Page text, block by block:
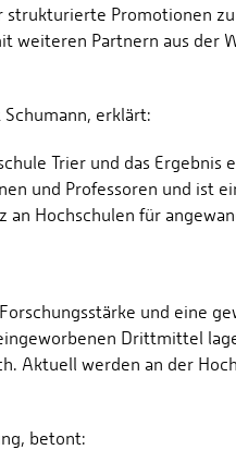
Promotionen
weiteren Partnern aus der
erklärt:
Trier und das Ergebnis
und Professoren und ist
Hochschulen für
und eine
Drittmittel
Aktuell werden an der
betont: